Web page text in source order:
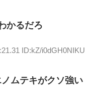
かるだろ
ID:kZ/i0dGH0NIKU
ムテキがクソ強い